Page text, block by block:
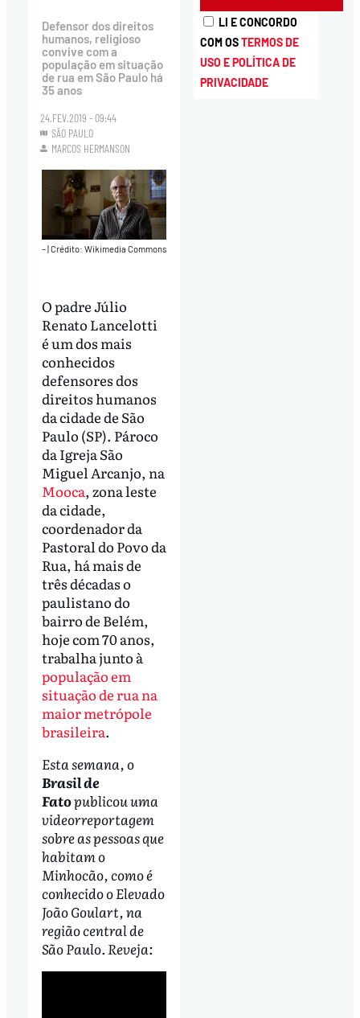
Defensor dos direitos
humanos, religioso
convive com a
população em situação
de rua em São Paulo há
35 anos
24.FEV.2019 - 09:44
SÃO PAULO
MARCOS HERMANSON
– Crédito: Wikimedia Commons
O padre Júlio
Renato Lancelotti
é um dos mais
conhecidos
defensores dos
direitos humanos
da cidade de São
Paulo (SP). Pároco
da Igreja São
Miguel Arcanjo, na
Mooca, zona leste
da cidade,
coordenador da
Pastoral do Povo da
Rua, há mais de
três décadas o
paulistano do
bairro de Belém,
hoje com 70 anos,
trabalha junto à
população em
situação de rua na
maior metrópole
brasileira.
Esta semana, o
Brasil de
Fatopublicou uma
videorreportagem
sobre as pessoas que
habitam o
Minhocão, como é
conhecido o Elevado
João Goulart, na
região central de
São Paulo. Reveja:
LI E CONCORDO
COM OSTERMOS DE
USO E POLÍTICA DE
PRIVACIDADE